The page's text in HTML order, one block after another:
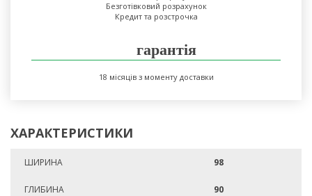
Безготівковий розрахунок
Кредит та розстрочка
гарантія
18 місяців з моменту доставки
ХАРАКТЕРИСТИКИ
ШИРИНА 98
ГЛИБИНА 90